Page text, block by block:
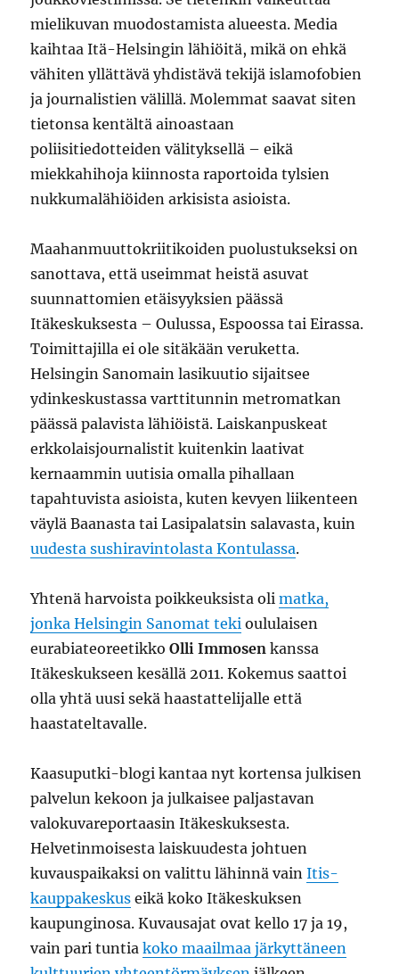
mielikuvan muodostamista alueesta. Media
kaihtaa Itä-Helsingin lähiöitä, mikä on ehkä
vähiten yllättävä yhdistävä tekijä islamofobien
ja journalistien välillä. Molemmat saavat siten
tietonsa kentältä ainoastaan
poliisitiedotteiden välityksellä – eikä
miekkahihoja kiinnosta raportoida tylsien
nukkumalähiöiden arkisista asioista.
Maahanmuuttokriitikoiden puolustukseksi on
sanottava, että useimmat heistä asuvat
suunnattomien etäisyyksien päässä
Itäkeskuksesta – Oulussa, Espoossa tai Eirassa.
Toimittajilla ei ole sitäkään veruketta.
Helsingin Sanomain lasikuutio sijaitsee
ydinkeskustassa varttitunnin metromatkan
päässä palavista lähiöistä. Laiskanpuskeat
erkkolaisjournalistit kuitenkin laativat
kernaammin uutisia omalla pihallaan
tapahtuvista asioista, kuten kevyen liikenteen
väylä Baanasta tai Lasipalatsin salavasta, kuin
uudesta sushiravintolasta Kontulassa.
Yhtenä harvoista poikkeuksista olimatka,
jonka Helsingin Sanomat teki oululaisen
eurabiateoreetikkoOlli Immosen kanssa
Itäkeskukseen kesällä 2011. Kokemus saattoi
olla yhtä uusi sekä haastattelijalle että
haastateltavalle.
Kaasuputki-blogi kantaa nyt kortensa julkisen
palvelun kekoon ja julkaisee paljastavan
valokuvareportaasin Itäkeskuksesta.
Helvetinmoisesta laiskuudesta johtuen
kuvauspaikaksi on valittu lähinnä vainItis-
kauppakeskus eikä koko Itäkeskuksen
kaupunginosa. Kuvausajat ovat kello 17 ja 19,
vain pari tuntiakoko maailmaa järkyttäneen